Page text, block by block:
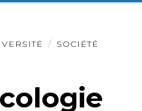
SOCIÉTÉ